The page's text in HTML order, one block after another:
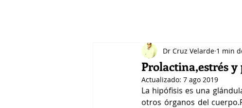
Prolactina,estrés y
Dr Cruz Velarde 1 min
Actualizado: 7 ago 2019
La hipófisis es una
otros órganos del